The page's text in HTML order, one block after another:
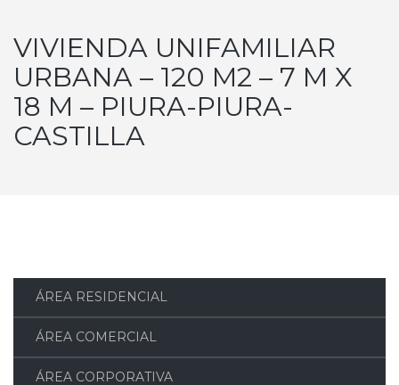
VIVIENDA UNIFAMILIAR
URBANA – 120 M2 – 7 M X
18 M – PIURA-PIURA-
CASTILLA
ÁREA RESIDENCIAL
ÁREA COMERCIAL
ÁREA CORPORATIVA